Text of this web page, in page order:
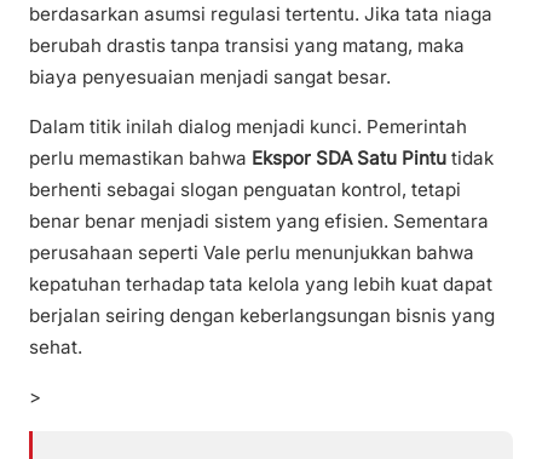
berdasarkan asumsi regulasi tertentu. Jika tata niaga
berubah drastis tanpa transisi yang matang, maka
biaya penyesuaian menjadi sangat besar.
Dalam titik inilah dialog menjadi kunci. Pemerintah
perlu memastikan bahwa Ekspor SDA Satu Pintu tidak
berhenti sebagai slogan penguatan kontrol, tetapi
benar benar menjadi sistem yang efisien. Sementara
perusahaan seperti Vale perlu menunjukkan bahwa
kepatuhan terhadap tata kelola yang lebih kuat dapat
berjalan seiring dengan keberlangsungan bisnis yang
sehat.
>